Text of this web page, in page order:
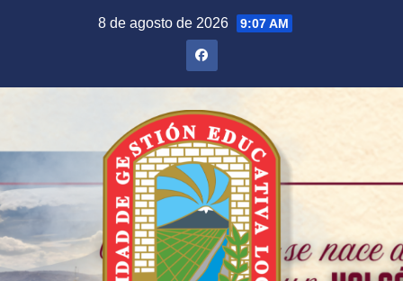
8 de agosto de 2026 9:07 AM